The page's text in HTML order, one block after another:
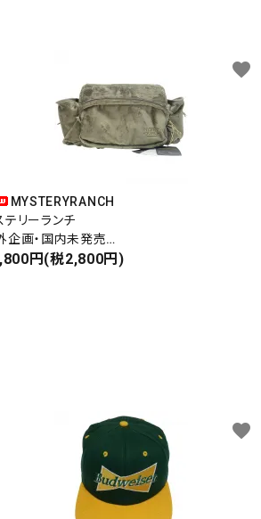
MYSTERYRANCH
テリーランチ
企画・国内未発売
BAG
円(税2,800円)
favorite
favorite